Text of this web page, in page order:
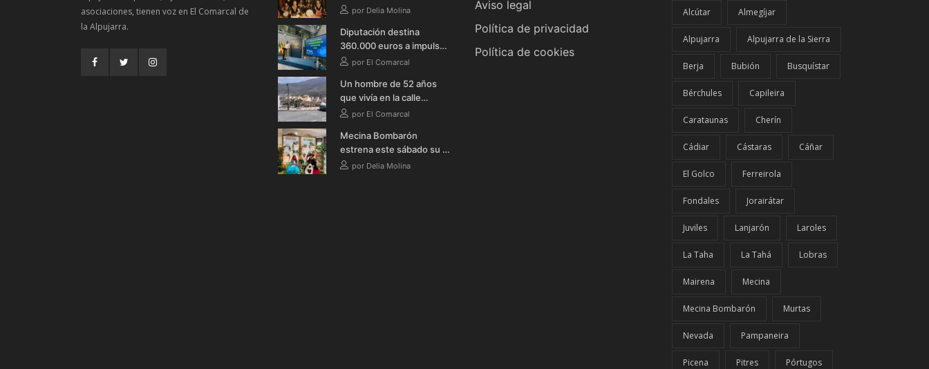
asociaciones, tienen voz en El Comarcal de
la Alpujarra.
Gran Aquelarre de las
por Delia Molina
Diputación destina
360.000 euros a impulsar
la celebración de grandes
provincia durante 2026
por El Comarcal
Un hombre de 52 años
que vivía en la calle
fallece en Órgiva tras
una bañera
por El Comarcal
Mecina Bombarón
estrena este sábado su I
Ruta Literaria Teatralizada
por Delia Molina
Aviso legal
Política de privacidad
Política de cookies
Alcútar Almegíjar
Alpujarra Alpujarra de la Sierra
Berja Bubión Busquístar
Bérchules Capileira
Carataunas Cherín
Cádiar Cástaras Cáñar
El Golco Ferreirola
Fondales Jorairátar
Juviles Lanjarón Laroles
La Taha La Tahá Lobras
Mairena Mecina
Mecina Bombarón Murtas
Nevada Pampaneira
Picena Pitres Pórtugos